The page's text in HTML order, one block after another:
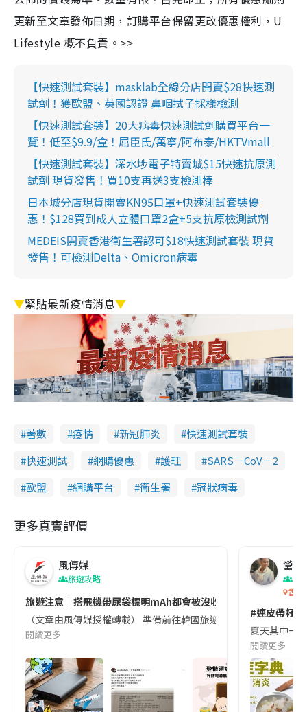
更新至文章發佈日期，訂購平台保留更改優惠權利，U
Lifestyle 概不負責。>>
【快速測試套裝】masklab全線分店開賣$28快速測
試劑！獲歐盟、英國認證 鼻咽拭子採樣檢測
【快速測試套裝】20大病毒快速測試劑購買平台一
覽！低至$9.9/盒！屈臣氏/萬寧/阿布泰/HKTVmall
【快速測試套裝】深水埗電子特賣城$15快速抗原測
試劑 現貨發售！買10支再送3支檢測棒
日本城分店現貨開賣KN95口罩+快速測試套裝優
惠！$128買到成人立體口罩2盒+5支抗原檢測試劑
MEDEIS開賣香港衛生署認可$18快速測試套裝 現貨
發售！可檢測Delta、Omicron病毒
▼緊貼最新疫情消息▼
著數 疫情 新冠肺炎
快速測試套裝
快速測試
網購優惠 護理
SARS－CoV－2
歐盟
網購平台 衞生署 冠狀病毒
更多真實評價
風傳媒
旅遊攻略
旅遊注意｜搭飛機帶尿袋標明mAh都會被沒收😱出發前切記檢查
（文章由風傳媒授權轉載） 準備前往韓國旅遊的民眾，近期要
閱讀更多
營養
香港
#連皮帶籽
夏天其中一
閱讀更多